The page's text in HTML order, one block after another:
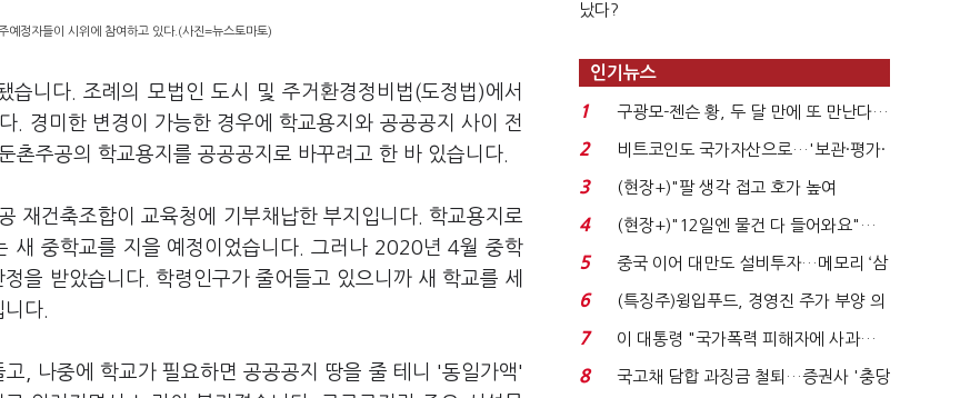
예정자들이 시위에 참여하고 있다.(사진=뉴스토마토)
니다. 조례의 모법인 도시 및 주거환경정비법(도정법)에서
. 경미한 변경이 가능한 경우에 학교용지와 공공공지 사이 전
촌주공의 학교용지를 공공공지로 바꾸려고 한 바 있습니다.
재건축조합이 교육청에 기부채납한 부지입니다. 학교용지로
새 중학교를 지을 예정이었습니다. 그러나 2020년 4월 중학
을 받았습니다. 학령인구가 줄어들고 있으니까 새 학교를 세
다.
, 나중에 학교가 필요하면 공공공지 땅을 줄 테니 '동일가액'
났다?
인기뉴스
1
구광모-젠슨 황, 두 달 만에 또 만난다…
로봇·AI 등 논...
2
비트코인도 국가자산으로…'보관·평가·
처분' 기준은 ...
3
(현장+)"팔 생각 접고 호가 높여
요"…'덜 똘똘한 한 채' 20...
4
(현장+)"12일엔 물건 다 들어와요"…
빈 매대 채우며 문 연 ...
5
중국 이어 대만도 설비투자…메모리 ‘삼
국전쟁’
6
(특징주)윙입푸드, 경영진 주가 부양 의
지에 상한가...
7
이 대통령 "국가폭력 피해자에 사과…
적극적 조사로 진...
8
국고채 담합 과징금 철퇴…증권사 '충당